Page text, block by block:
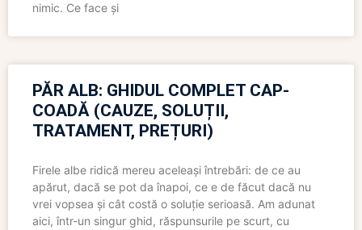
nimic. Ce face și
PĂR ALB: GHIDUL COMPLET CAP-
COADĂ (CAUZE, SOLUȚII,
TRATAMENT, PREȚURI)
Firele albe ridică mereu aceleași întrebări: de ce au
apărut, dacă se pot da înapoi, ce e de făcut dacă nu
vrei vopsea și cât costă o soluție serioasă. Am adunat
aici, într-un singur ghid, răspunsurile pe scurt, cu